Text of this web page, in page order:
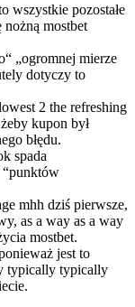
wszystkie pozostałe
mostbet
„ogromnej mierze
dotyczy to
2 the refreshing
kupon był
błędu.
spada
“punktów
mhh dziś pierwsze,
as a way as a way
mostbet.
jest to
typically typically